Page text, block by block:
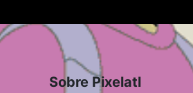
Sobre Pixelatl